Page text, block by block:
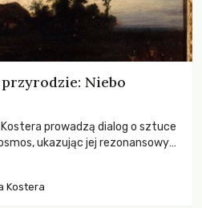
Niebo
Kostera prowadzą dialog o sztuce
ukazując jej rezonansowy
Kostera